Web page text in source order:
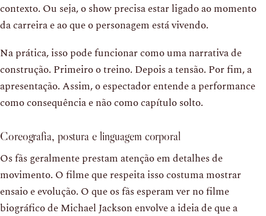
contexto. Ou seja, o show precisa estar ligado ao momento
da carreira e ao que o personagem está vivendo.
Na prática, isso pode funcionar como uma narrativa de
construção. Primeiro o treino. Depois a tensão. Por fim, a
apresentação. Assim, o espectador entende a performance
como consequência e não como capítulo solto.
Coreografia, postura e linguagem corporal
Os fãs geralmente prestam atenção em detalhes de
movimento. O filme que respeita isso costuma mostrar
ensaio e evolução. O que os fãs esperam ver no filme
biográfico de Michael Jackson envolve a ideia de que a